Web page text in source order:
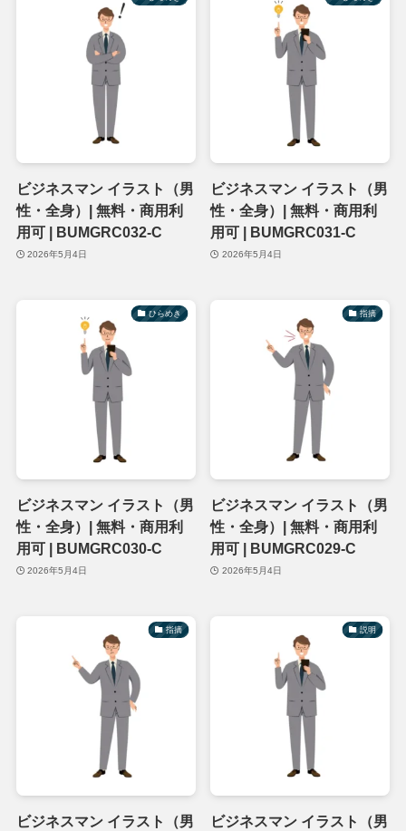
ビジネスマン イラスト（男
性・全身）| 無料・商用利
用可 | BUMGRC032-C
2026年5月4日
ビジネスマン イラスト（男
性・全身）| 無料・商用利
用可 | BUMGRC031-C
2026年5月4日
ひらめき
ビジネスマン イラスト（男
性・全身）| 無料・商用利
用可 | BUMGRC030-C
2026年5月4日
指摘
ビジネスマン イラスト（男
性・全身）| 無料・商用利
用可 | BUMGRC029-C
2026年5月4日
指摘
ビジネスマン イラスト（男
説明
ビジネスマン イラスト（男